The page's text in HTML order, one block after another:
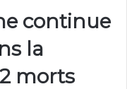
continue
la
morts